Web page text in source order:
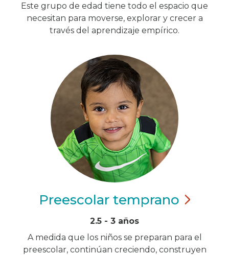
Este grupo de edad tiene todo el espacio que
necesitan para moverse, explorar y crecer a
través del aprendizaje empírico.
Preescolar temprano
2.5 - 3 años
A medida que los niños se preparan para el
preescolar, continúan creciendo, construyen